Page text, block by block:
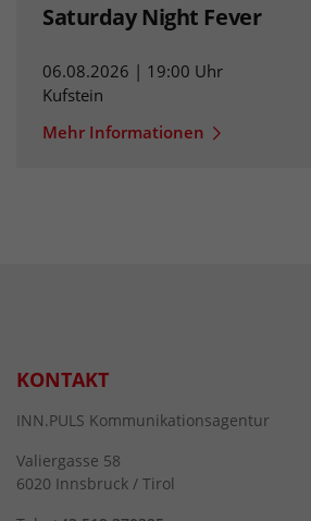
Saturday Night Fever
06.08.2026 | 19:00 Uhr
Kufstein
Mehr Informationen
KONTAKT
INN.PULS Kommunikationsagentur
Valiergasse 58
6020 Innsbruck / Tirol